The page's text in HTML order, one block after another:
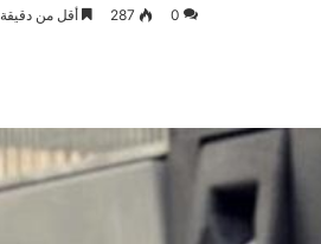
0
287 أقل من دقيقة